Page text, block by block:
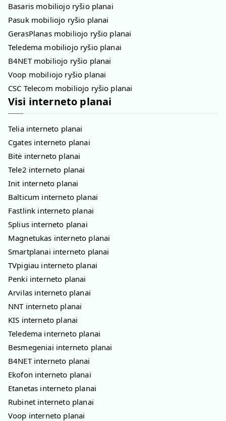
Basaris mobiliojo ryšio planai
Pasuk mobiliojo ryšio planai
GerasPlanas mobiliojo ryšio planai
Teledema mobiliojo ryšio planai
B4NET mobiliojo ryšio planai
Voop mobiliojo ryšio planai
CSC Telecom mobiliojo ryšio planai
Visi interneto planai
Telia interneto planai
Cgates interneto planai
Bitė interneto planai
Tele2 interneto planai
Init interneto planai
Balticum interneto planai
Fastlink interneto planai
Splius interneto planai
Magnetukas interneto planai
Smartplanai interneto planai
TVpigiau interneto planai
Penki interneto planai
Arvilas interneto planai
NNT interneto planai
KIS interneto planai
Teledema interneto planai
Besmegeniai interneto planai
B4NET interneto planai
Ekofon interneto planai
Etanetas interneto planai
Rubinet interneto planai
Voop interneto planai